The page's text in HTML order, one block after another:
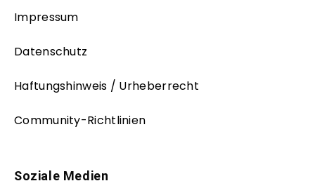
Impressum
Datenschutz
Haftungshinweis / Urheberrecht
Community-Richtlinien
Soziale Medien